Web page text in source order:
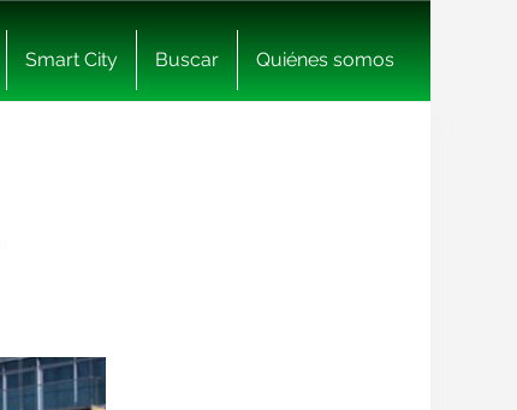
Smart City Buscar Quiénes somos